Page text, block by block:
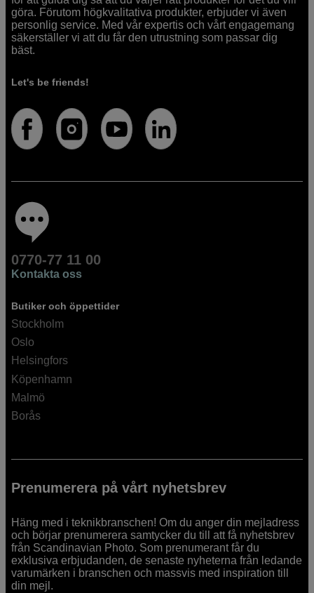
göra. Förutom högkvalitativa produkter, erbjuder vi även
personlig service. Med vår expertis och vårt engagemang
säkerställer vi att du får den utrustning som passar dig
bäst.
Let's be friends!
0770-77 11 00
Kontakta oss
Butiker och öppettider
Stockholm
Oslo
Helsingfors
Köpenhamn
Malmö
Borås
Prenumerera på vårt nyhetsbrev
Häng med i teknikbranschen! Om du anger din mejladress
och börjar prenumerera samtycker du till att få nyhetsbrev
från Scandinavian Photo. Som prenumerant får du
exklusiva erbjudanden, de senaste nyheterna från ledande
varumärken i branschen och massvis med inspiration till
din mejl.